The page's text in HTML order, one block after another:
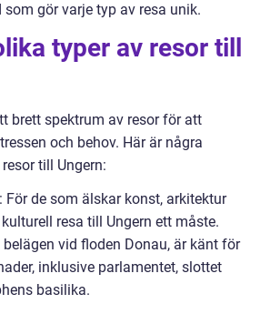
gör varje typ av resa unik.
typer av resor till
brett spektrum av resor för att
och behov. Här är några
till Ungern:
För de som älskar konst, arkitektur
resa till Ungern ett måste.
vid floden Donau, är känt för
inklusive parlamentet, slottet
basilika.